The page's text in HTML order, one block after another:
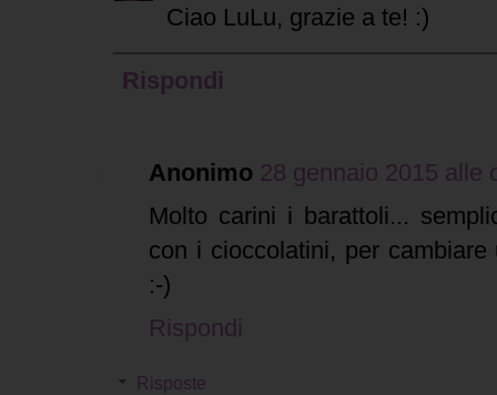
Ciao LuLu, grazie a te! :)
Rispondi
Anonimo 28 gennaio 2015 alle
Molto carini i barattoli...
con i cioccolatini, per
:-)
Rispondi
Risposte